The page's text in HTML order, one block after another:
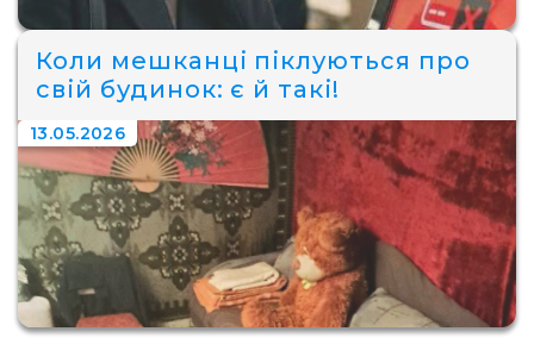
Коли мешканці піклуються про
свій будинок: є й такі!
13.05.2026